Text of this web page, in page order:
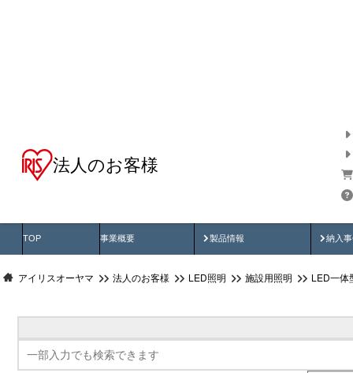
法人のお客様
TOP 事業概要 製品情報
製品動画 納入
納
アイリスオーヤマ 法人のお客様 LED照明 施設用照明 LED一体